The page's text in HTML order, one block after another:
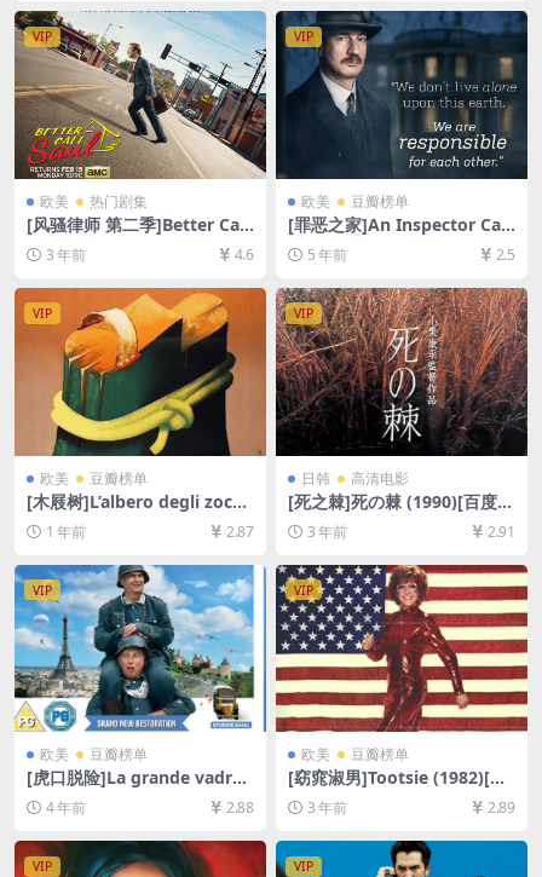
未删减][MP4/9GB][中文字幕/
韩版硬字]
盘在线播放/下载][MP4/6.9G
B][中文字幕]
VIP
欧美 热门剧集
[风骚律师 第二季]Better Call
Saul Season 2 (2016)[百度网
盘+迅雷云盘+阿里云盘资源10
80P超清未删减][MP4/11GB]
[中英字幕]
3 年前 4.6
VIP
欧美 豆瓣榜单
[罪恶之家]An Inspector Call
s (2015)[百度网盘+迅雷云盘
资源1080P超清未删减][MP4/
5.4GB][中英字幕]
5 年前 2.5
VIP
欧美 豆瓣榜单
[木屐树]L’albero degli zocco
li (1978)[百度网盘+夸克网盘1
080P超清未删减资源][网盘在
文字幕]
1 年前 2.87
VIP
日韩 高清电影
[死之棘]死の棘 (1990)[百度网
盘+夸克网盘1080P超清未删
减资源][网盘在线播放/下载]
3 年前 2.91
VIP
欧美 豆瓣榜单
[虎口脱险]La grande vadrou
ille (1966)蓝光修复版[百度网
盘+迅雷云盘资源1080P超清
未删减][MP4/7.9GB][中英字
幕]
4 年前 2.88
VIP
欧美 豆瓣榜单
[窈窕淑男]Tootsie (1982)[百
度网盘+夸克网盘1080P超清
未删减资源][网盘在线播放/下
载][MP4/7.5GB][中英字幕]
3 年前 2.89
VIP VIP